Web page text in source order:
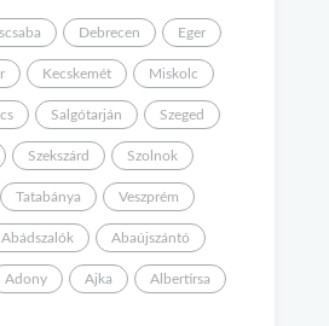
Debrecen Eger
Kecskemét Miskolc
Salgótarján Szeged
Szekszárd Szolnok
Tatabánya Veszprém
Abádszalók Abaújszántó
Adony Ajka Albertirsa